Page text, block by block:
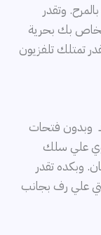
وتقدر
الخاص بك بحرية
تمتلك تلفزيون
وبدون فتحات
علي سلك
وبكده تقدر
علي رف بجانب